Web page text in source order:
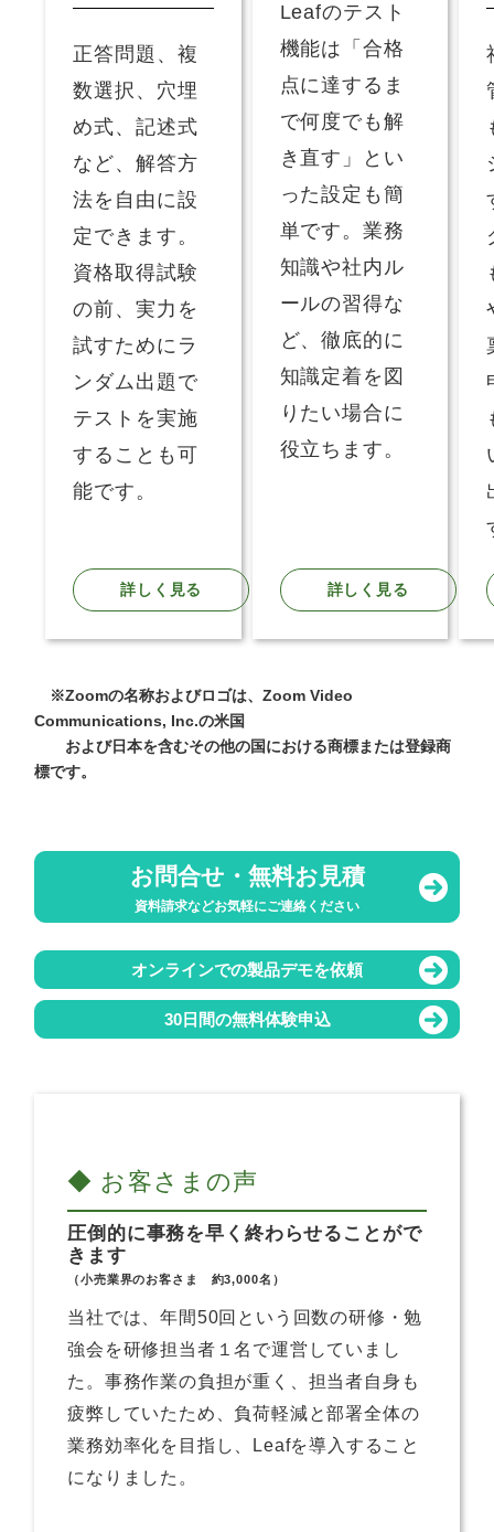
正答問題、複
数選択、穴埋
め式、記述式
など、解答方
法を自由に設
定できます。
資格取得試験
の前、実力を
試すためにラ
ンダム出題で
テストを実施
することも可
能です。
詳しく見る
Leafのテスト
機能は「合格
点に達するま
で何度でも解
き直す」とい
った設定も簡
単です。業務
知識や社内ル
ールの習得な
ど、徹底的に
知識定着を図
りたい場合に
役立ちます。
詳しく見る
※Zoomの名称およびロゴは、Zoom Video
Communications, Inc.の米国
および日本を含むその他の国における商標または登録商
標です。
お問合せ・無料お見積
資料請求などお気軽にご連絡ください
オンラインでの製品デモを依頼
30日間の無料体験申込
◆ お客さまの声
圧倒的に事務を早く終わらせることがで
きます
（小売業界のお客さま 約3,000名）
当社では、年間50回という回数の研修・勉
強会を研修担当者１名で運営していまし
た。事務作業の負担が重く、担当者自身も
疲弊していたため、負荷軽減と部署全体の
業務効率化を目指し、Leafを導入すること
になりました。